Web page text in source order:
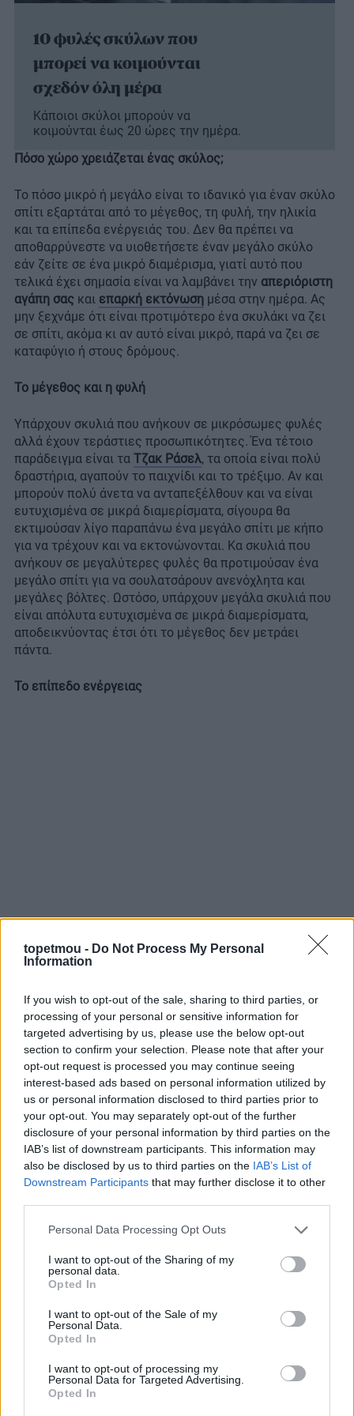
topetmou - Do Not Process My Personal
Information
If you wish to opt-out of the sale, sharing to third parties, or
processing of your personal or sensitive information for
targeted advertising by us, please use the below opt-out
section to confirm your selection. Please note that after your
opt-out request is processed you may continue seeing
interest-based ads based on personal information utilized by
us or personal information disclosed to third parties prior to
your opt-out. You may separately opt-out of the further
disclosure of your personal information by third parties on the
IAB’s list of downstream participants. This information may
also be disclosed by us to third parties on the IAB’s List of
Downstream Participants that may further disclose it to other
Personal Data Processing Opt Outs
I want to opt-out of the Sharing of my
personal data.
Opted In
I want to opt-out of the Sale of my
Personal Data.
Opted In
I want to opt-out of processing my
Personal Data for Targeted Advertising.
Opted In
10 φυλές σκύλων που
μπορεί να κοιμούνται
σχεδόν όλη μέρα
Κάποιοι σκύλοι μπορούν να
κοιμούνται έως 20 ώρες την ημέρα.
Πόσο χώρο χρειάζεται ένας σκύλος;
Το πόσο μικρό ή μεγάλο είναι το ιδανικό για έναν σκύλο
σπίτι εξαρτάται από το μέγεθος, τη φυλή, την ηλικία
και τα επίπεδα ενέργειάς του. Δεν θα πρέπει να
αποθαρρύνεστε να υιοθετήσετε έναν μεγάλο σκύλο
εάν ζείτε σε ένα μικρό διαμέρισμα, γιατί αυτό που
τελικά έχει σημασία είναι να λαμβάνει την απεριόριστη
αγάπη σας και επαρκή εκτόνωση μέσα στην ημέρα. Ας
μην ξεχνάμε ότι είναι προτιμότερο ένα σκυλάκι να ζει
σε σπίτι, ακόμα κι αν αυτό είναι μικρό, παρά να ζει σε
καταφύγιο ή στους δρόμους.
Το μέγεθος και η φυλή
Υπάρχουν σκυλιά που ανήκουν σε μικρόσωμες φυλές
αλλά έχουν τεράστιες προσωπικότητες. Ένα τέτοιο
παράδειγμα είναι τα Τζακ Ράσελ, τα οποία είναι πολύ
δραστήρια, αγαπούν το παιχνίδι και το τρέξιμο. Αν και
μπορούν πολύ άνετα να ανταπεξέλθουν και να είναι
ευτυχισμένα σε μικρά διαμερίσματα, σίγουρα θα
εκτιμούσαν λίγο παραπάνω ένα μεγάλο σπίτι με κήπο
για να τρέχουν και να εκτονώνονται. Κα σκυλιά που
ανήκουν σε μεγαλύτερες φυλές θα προτιμούσαν ένα
μεγάλο σπίτι για να σουλατσάρουν ανενόχλητα και
μεγάλες βόλτες. Ωστόσο, υπάρχουν μεγάλα σκυλιά που
είναι απόλυτα ευτυχισμένα σε μικρά διαμερίσματα,
αποδεικνύοντας έτσι ότι το μέγεθος δεν μετράει
πάντα.
Το επίπεδο ενέργειας
με τα επίπεδα ενέργειας παρά με το μέγεθος. Σίγουρα
άνετα σε ένα μικρό σπίτι, αλλά ίσως εκπλαγείτε αν
διαπιστώσετε ότι υπάρχουν εξαιρέσεις σε αυτόν τον
μικρόσωμο σκυλί όπως είναι το Μπόρντερ Τεριέ, να
έχει πολλή ενέργεια σε σύγκριση με ένα
και ταYorkies, μπορούν άνετα να ζήσουν σε ένα
σπίτι λίγων τετραγωνικών, χωρίς αυτό να σημαίνει ότι
δεν εκτιμούν τα μεγαλύτερα σπίτια. Μια πεποίθηση